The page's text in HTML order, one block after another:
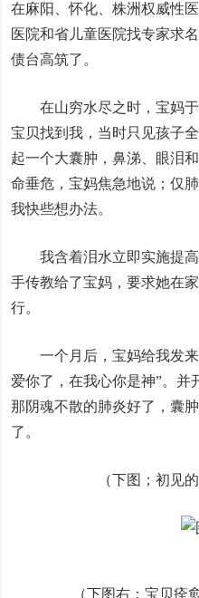
在麻阳、怀化、株洲权威性
医院和省儿童医院找专家求
债台高筑了。
在山穷水尽之时，宝妈
宝贝找到我，当时只见孩子
起一个大囊肿，鼻涕、眼泪
命垂危，宝妈焦急地说；仅
我快些想办法。
我含着泪水立即实施提
手传教给了宝妈，要求她在
行。
一个月后，宝妈给我发
爱你了，在我心你是神”。并
那阴魂不散的肺炎好了，囊
了。
（下图；初见
（下图右；宝贝痊